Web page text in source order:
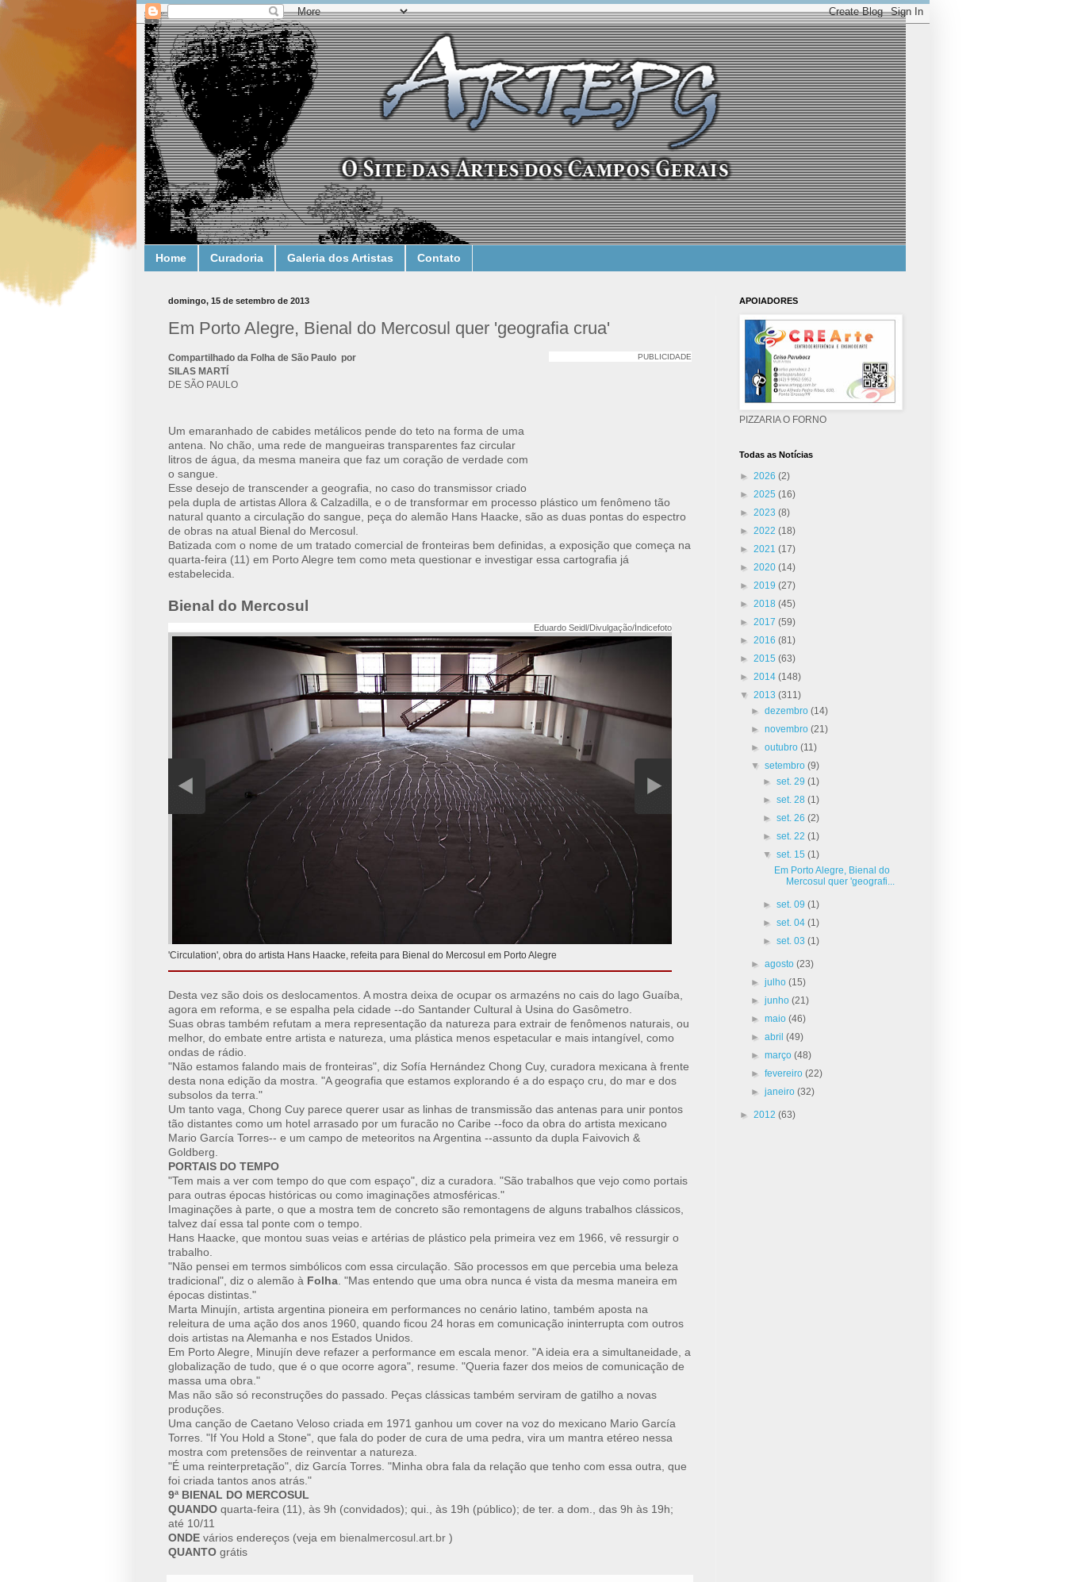
Home Curadoria Galeria dos Artistas Contato
domingo, 15 de setembro de 2013
Em Porto Alegre, Bienal do Mercosul quer 'geografia crua'
PUBLICIDADE
Compartilhado da Folha de São Paulo por
SILAS MARTÍ
DE SÃO PAULO
Um emaranhado de cabides metálicos pende do teto na forma de uma
antena. No chão, uma rede de mangueiras transparentes faz circular
litros de água, da mesma maneira que faz um coração de verdade com
o sangue.
Esse desejo de transcender a geografia, no caso do transmissor criado
pela dupla de artistas Allora & Calzadilla, e o de transformar em processo plástico um fenômeno tão
natural quanto a circulação do sangue, peça do alemão Hans Haacke, são as duas pontas do espectro
de obras na atual Bienal do Mercosul.
Batizada com o nome de um tratado comercial de fronteiras bem definidas, a exposição que começa na
quarta-feira (11) em Porto Alegre tem como meta questionar e investigar essa cartografia já
estabelecida.
Bienal do Mercosul
Eduardo Seidl/Divulgação/Índicefoto
'Circulation', obra do artista Hans Haacke, refeita para Bienal do Mercosul em Porto Alegre
Desta vez são dois os deslocamentos. A mostra deixa de ocupar os armazéns no cais do lago Guaíba,
agora em reforma, e se espalha pela cidade --do Santander Cultural à Usina do Gasômetro.
Suas obras também refutam a mera representação da natureza para extrair de fenômenos naturais, ou
melhor, do embate entre artista e natureza, uma plástica menos espetacular e mais intangível, como
ondas de rádio.
"Não estamos falando mais de fronteiras", diz Sofía Hernández Chong Cuy, curadora mexicana à frente
desta nona edição da mostra. "A geografia que estamos explorando é a do espaço cru, do mar e dos
subsolos da terra."
Um tanto vaga, Chong Cuy parece querer usar as linhas de transmissão das antenas para unir pontos
tão distantes como um hotel arrasado por um furacão no Caribe --foco da obra do artista mexicano
Mario García Torres-- e um campo de meteoritos na Argentina --assunto da dupla Faivovich &
Goldberg.
PORTAIS DO TEMPO
"Tem mais a ver com tempo do que com espaço", diz a curadora. "São trabalhos que vejo como portais
para outras épocas históricas ou como imaginações atmosféricas."
Imaginações à parte, o que a mostra tem de concreto são remontagens de alguns trabalhos clássicos,
talvez daí essa tal ponte com o tempo.
Hans Haacke, que montou suas veias e artérias de plástico pela primeira vez em 1966, vê ressurgir o
trabalho.
"Não pensei em termos simbólicos com essa circulação. São processos em que percebia uma beleza
tradicional", diz o alemão à Folha. "Mas entendo que uma obra nunca é vista da mesma maneira em
épocas distintas."
Marta Minujín, artista argentina pioneira em performances no cenário latino, também aposta na
releitura de uma ação dos anos 1960, quando ficou 24 horas em comunicação ininterrupta com outros
dois artistas na Alemanha e nos Estados Unidos.
Em Porto Alegre, Minujín deve refazer a performance em escala menor. "A ideia era a simultaneidade, a
globalização de tudo, que é o que ocorre agora", resume. "Queria fazer dos meios de comunicação de
massa uma obra."
Mas não são só reconstruções do passado. Peças clássicas também serviram de gatilho a novas
produções.
Uma canção de Caetano Veloso criada em 1971 ganhou um cover na voz do mexicano Mario García
Torres. "If You Hold a Stone", que fala do poder de cura de uma pedra, vira um mantra etéreo nessa
mostra com pretensões de reinventar a natureza.
"É uma reinterpretação", diz García Torres. "Minha obra fala da relação que tenho com essa outra, que
foi criada tantos anos atrás."
9ª BIENAL DO MERCOSUL
QUANDO quarta-feira (11), às 9h (convidados); qui., às 19h (público); de ter. a dom., das 9h às 19h;
até 10/11
ONDE vários endereços (veja em bienalmercosul.art.br )
QUANTO grátis
APOIADORES
PIZZARIA O FORNO
Todas as Notícias
► 2026 (2)
► 2025 (16)
► 2023 (8)
► 2022 (18)
► 2021 (17)
► 2020 (14)
► 2019 (27)
► 2018 (45)
► 2017 (59)
► 2016 (81)
► 2015 (63)
► 2014 (148)
▼ 2013 (311)
►dezembro(14)
►novembro(21)
►outubro(11)
▼setembro(9)
► set. 29 (1)
► set. 28 (1)
► set. 26 (2)
► set. 22 (1)
▼ set. 15 (1)
Em Porto Alegre, Bienal do
Mercosul quer 'geografi...
► set. 09 (1)
► set. 04 (1)
► set. 03 (1)
►agosto(23)
►julho(15)
►junho(21)
►maio(46)
►abril(49)
►março(48)
►fevereiro(22)
►janeiro(32)
► 2012 (63)